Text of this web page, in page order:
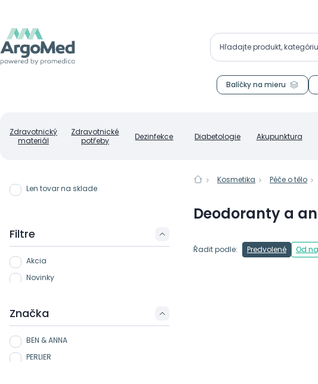
Zdravotnický
materiál
Zdravotnické
potřeby
Dezinfekce Diabetologie Akupunktura
Balíčky na mieru
Len tovar na sklade
Filtre
Akcia
Novinky
Značka
BEN & ANNA
PERLIER
Kosmetika Péče o tělo
Deodoranty a
Řadit podle: Predvolené Od